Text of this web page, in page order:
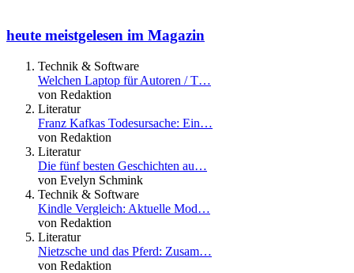
heute meistgelesen im Magazin
Technik & Software
Welchen Laptop für Autoren / T…
von Redaktion
Literatur
Franz Kafkas Todesursache: Ein…
von Redaktion
Literatur
Die fünf besten Geschichten au…
von Evelyn Schmink
Technik & Software
Kindle Vergleich: Aktuelle Mod…
von Redaktion
Literatur
Nietzsche und das Pferd: Zusam…
von Redaktion